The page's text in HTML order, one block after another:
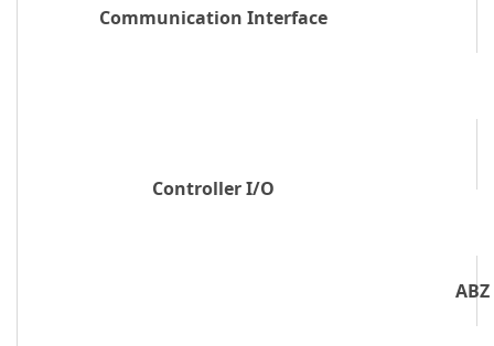
Communication Interface
Controller I/O